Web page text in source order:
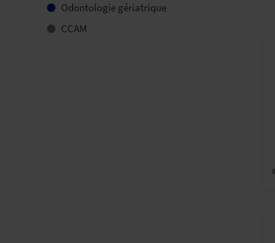
Odontologie gériatrique
CCAM